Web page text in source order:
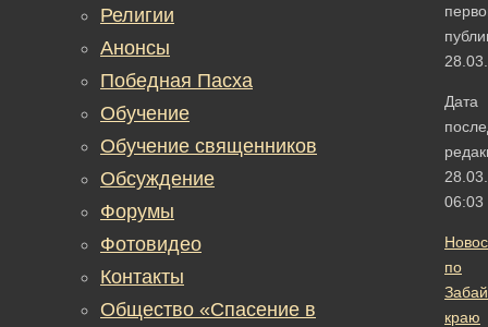
Дата
06:03
по
краю
Религии
Анонсы
Победная Пасха
Обучение
Обучение священников
Обсуждение
Форумы
Фотовидео
Контакты
Общество «Спасение в